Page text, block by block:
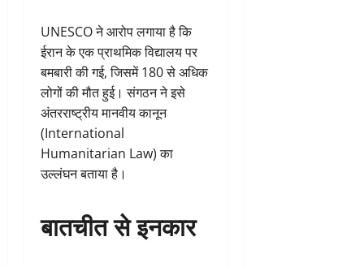
UNESCO ने आरोप लगाया है कि
ईरान के एक प्राथमिक विद्यालय पर
बमबारी की गई, जिसमें 180 से अधिक
लोगों की मौत हुई। संगठन ने इसे
अंतरराष्ट्रीय मानवीय कानून
(International
Humanitarian Law) का
उल्लंघन बताया है।
बातचीत से इनकार